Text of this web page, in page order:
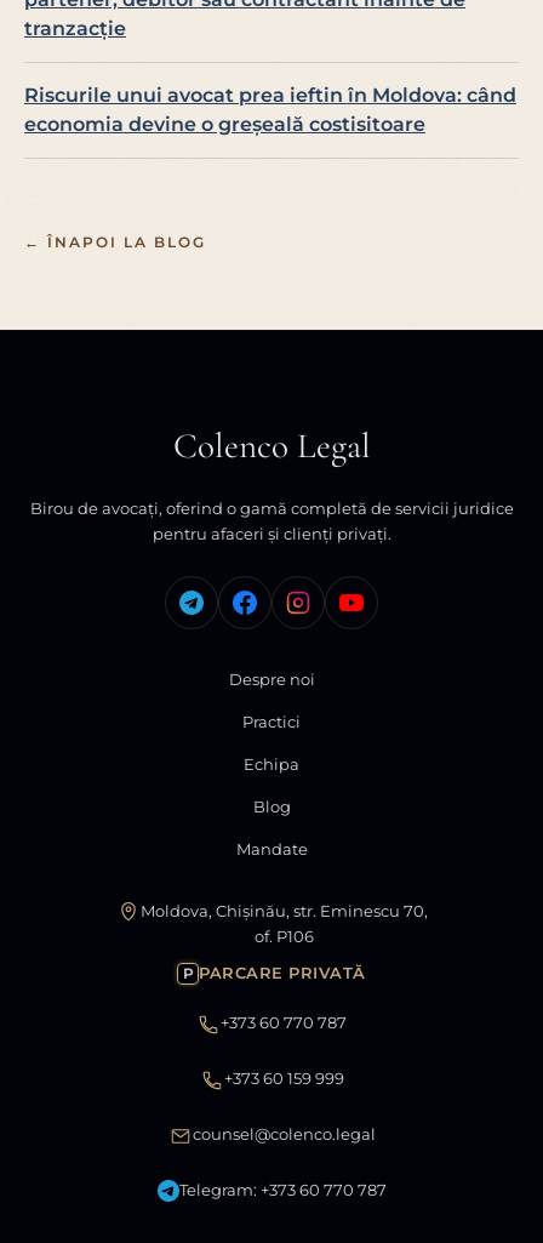
tranzacție
Riscurile unui avocat prea ieftin în Moldova: când
economia devine o greșeală costisitoare
← ÎNAPOI LA BLOG
Colenco Legal
Birou de avocați, oferind o gamă completă de servicii juridice
pentru afaceri și clienți privați.
Despre noi
Practici
Echipa
Blog
Mandate
Moldova, Chișinău, str. Eminescu 70,
of. P106
P PARCARE PRIVATĂ
+373 60 770 787
+373 60 159 999
counsel@colenco.legal
Telegram: +373 60 770 787